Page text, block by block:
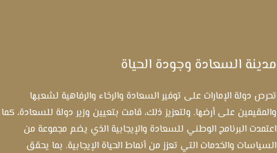
مدينة السعادة وجودة الحياة
تحرص دولة الإمارات على توفير السعادة والرخاء والرفاهية لشعبها
والمقيمين على أرضها. ولتعزيز ذلك، قامت بتعيين وزير دولة للسعادة، كما
اعتمدت البرنامج الوطني للسعادة والإيجابية الذي يضم مجموعة من
السياسات والخدمات التي تعزز من أنماط الحياة الإيجابية. بما يحقق